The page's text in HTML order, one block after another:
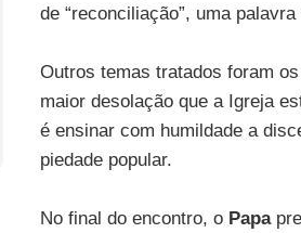
de “reconciliação”, uma
Outros temas tratados foram
maior desolação que a Igreja
é ensinar com humildade a
piedade popular.
No final do encontro, o Papa